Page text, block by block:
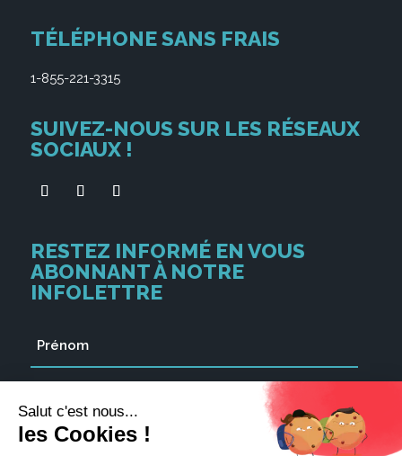
TÉLÉPHONE SANS FRAIS
1-855-221-3315
SUIVEZ-NOUS SUR LES RÉSEAUX
SOCIAUX !
RESTEZ INFORMÉ EN VOUS
ABONNANT À NOTRE
INFOLETTRE